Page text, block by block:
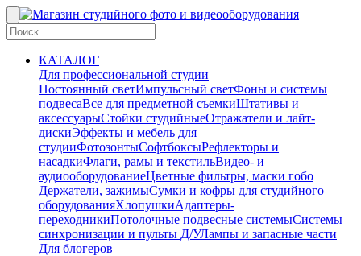
КАТАЛОГ
Для профессиональной студии
Постоянный светИмпульсный светФоны и системы
подвесаВсе для предметной съемкиШтативы и
аксессуарыСтойки студийныеОтражатели и лайт-
дискиЭффекты и мебель для
студииФотозонтыСофтбоксыРефлекторы и
насадкиФлаги, рамы и текстильВидео- и
аудиооборудованиеЦветные фильтры, маски гобо
Держатели, зажимыСумки и кофры для студийного
оборудованияХлопушкиАдаптеры-
переходникиПотолочные подвесные системыСистемы
синхронизации и пульты Д/УЛампы и запасные части
Для блогеров